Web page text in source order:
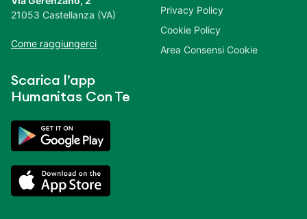
21053 Castellanza (VA)
Come raggiungerci
Scarica l’app
Humanitas Con Te
Privacy Policy
Cookie Policy
Area Consensi Cookie